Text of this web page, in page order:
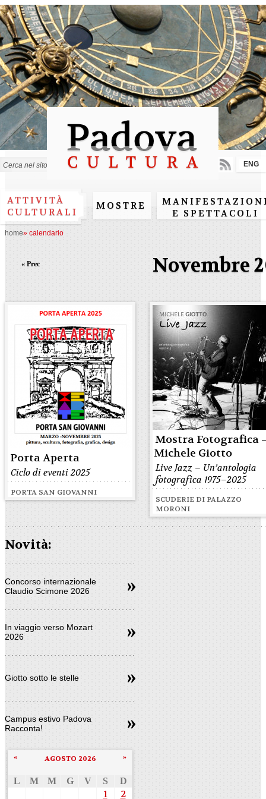
Salta al
contenuto
principale
ATTIVITÀ
CULTURALI
MOSTRE
E SPETTACOLI
ENG
home» calendario
Novembre
« Prec
Porta Aperta
Ciclo di eventi 2025
PORTA SAN GIOVANNI
Mostra Fotografica
Michele Giotto
Live Jazz – Un’antologia
fotografica 1975–2025
SCUDERIE DI PALAZZO
MORONI
Novità:
Concorso internazionale
Claudio Scimone 2026
In viaggio verso Mozart
2026
Giotto sotto le stelle
Campus estivo Padova
Racconta!
AGOSTO 2026
« »
L M M G V S D
1 2